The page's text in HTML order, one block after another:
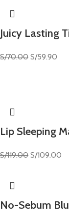
Juicy Lasting
S/70.00 S/59.90
Lip Sleeping
S/119.00 S/109.00
No-Sebum